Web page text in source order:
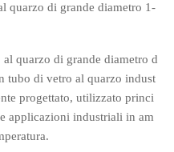
quarzo di grande diametro 1-
quarzo di grande diametro d
tubo di vetro al quarzo indust
progettato, utilizzato princi
applicazioni industriali in am